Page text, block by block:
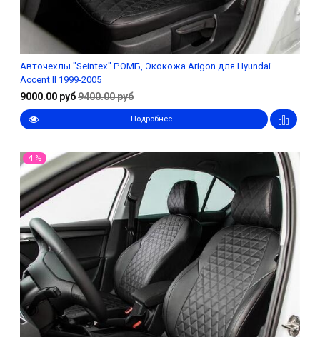
Авточехлы "Seintex" РОМБ, Экокожа Arigon для Hyundai
Accent II 1999-2005
9000.00 руб9400.00 руб
Подробнее
4 %